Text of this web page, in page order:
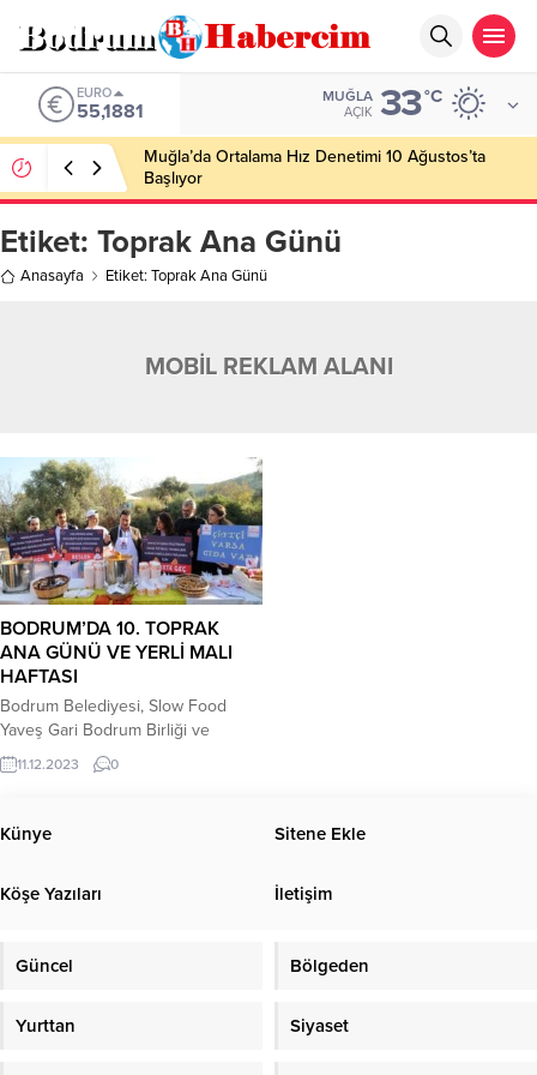
EURO
55,1881
MUĞLA
AÇIK 33°C
Muğla’da Ortalama Hız Denetimi 10 Ağustos’ta
Başlıyor
Etiket: Toprak Ana Günü
Anasayfa Etiket: Toprak Ana Günü
MOBİL REKLAM ALANI
BODRUM’DA 10. TOPRAK
ANA GÜNÜ VE YERLİ MALI
HAFTASI
Bodrum Belediyesi, Slow Food
Yaveş Gari Bodrum Birliği ve
Bodrium Otel iş birliği ile
düzenlenen 10. Slow Food Toprak
birlikte kutlanacak. 15 Aralık Cuma
günü, saat 10.00- 11.30 arasında
çiftçiler ve Bodrumluların
tarhana çorbası,...
11.12.2023 0
Künye Sitene Ekle
Köşe Yazıları İletişim
Güncel Bölgeden
Yurttan Siyaset